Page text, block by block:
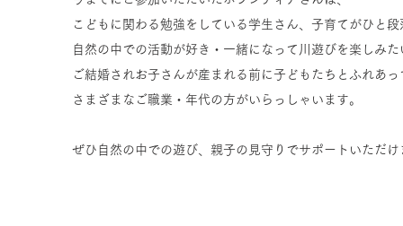
こどもに関わる勉強をしている学生さん、子育てがひと
自然の中での活動が好き・一緒になって川遊びを楽しみ
ご結婚されお子さんが産まれる前に子どもたちとふれあ
さまざまなご職業・年代の方がいらっしゃいます。
ぜひ自然の中での遊び、親子の見守りでサポートいただ